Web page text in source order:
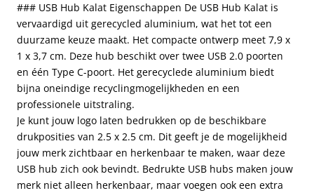
### USB Hub Kalat Eigenschappen De USB Hub Kalat is
vervaardigd uit gerecycled aluminium, wat het tot een
duurzame keuze maakt. Het compacte ontwerp meet 7,9 x
1 x 3,7 cm. Deze hub beschikt over twee USB 2.0 poorten
en één Type C-poort. Het gerecyclede aluminium biedt
bijna oneindige recyclingmogelijkheden en een
professionele uitstraling.
Je kunt jouw logo laten bedrukken op de beschikbare
drukposities van 2.5 x 2.5 cm. Dit geeft je de mogelijkheid
jouw merk zichtbaar en herkenbaar te maken, waar deze
USB hub zich ook bevindt. Bedrukte USB hubs maken jouw
merk niet alleen herkenbaar, maar voegen ook een extra